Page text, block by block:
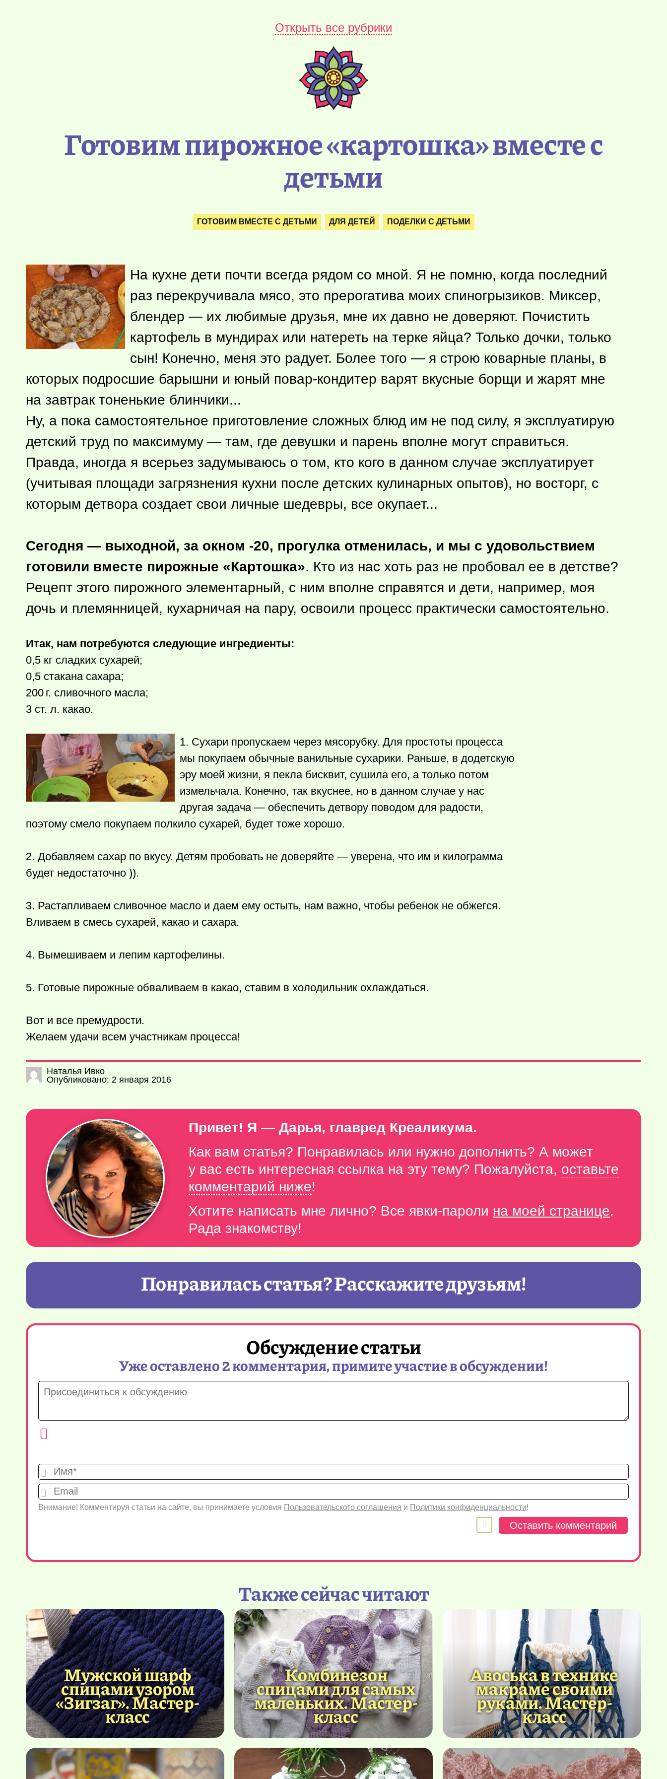
Открыть все рубрики
Готовим пирожное «картошка» вместе с
детьми
ГОТОВИМ ВМЕСТЕ С ДЕТЬМИ ДЛЯ ДЕТЕЙ ПОДЕЛКИ С ДЕТЬМИ
На кухне дети почти всегда рядом со мной. Я не помню, когда последний
раз перекручивала мясо, это прерогатива моих спиногрызиков. Миксер,
блендер — их любимые друзья, мне их давно не доверяют. Почистить
картофель в мундирах или натереть на терке яйца? Только дочки, только
сын! Конечно, меня это радует. Более того — я строю коварные планы, в
которых подросшие барышни и юный повар-кондитер варят вкусные борщи и жарят мне
на завтрак тоненькие блинчики...
Ну, а пока самостоятельное приготовление сложных блюд им не под силу, я эксплуатирую
детский труд по максимуму — там, где девушки и парень вполне могут справиться.
Правда, иногда я всерьез задумываюсь о том, кто кого в данном случае эксплуатирует
(учитывая площади загрязнения кухни после детских кулинарных опытов), но восторг, с
которым детвора создает свои личные шедевры, все окупает...
Сегодня — выходной, за окном -20, прогулка отменилась, и мы с удовольствием
готовили вместе пирожные «Картошка». Кто из нас хоть раз не пробовал ее в детстве?
Рецепт этого пирожного элементарный, с ним вполне справятся и дети, например, моя
дочь и племянницей, кухарничая на пару, освоили процесс практически самостоятельно.
Итак, нам потребуются следующие ингредиенты:
0,5 кг сладких сухарей;
0,5 стакана сахара;
200 г. сливочного масла;
3 ст. л. какао.
1. Сухари пропускаем через мясорубку. Для простоты процесса
мы покупаем обычные ванильные сухарики. Раньше, в додетскую
эру моей жизни, я пекла бисквит, сушила его, а только потом
измельчала. Конечно, так вкуснее, но в данном случае у нас
другая задача — обеспечить детвору поводом для радости,
поэтому смело покупаем полкило сухарей, будет тоже хорошо.
2. Добавляем сахар по вкусу. Детям пробовать не доверяйте — уверена, что им и килограмма
будет недостаточно )).
3. Растапливаем сливочное масло и даем ему остыть, нам важно, чтобы ребенок не обжегся.
Вливаем в смесь сухарей, какао и сахара.
4. Вымешиваем и лепим картофелины.
5. Готовые пирожные обваливаем в какао, ставим в холодильник охлаждаться.
Вот и все премудрости.
Желаем удачи всем участникам процесса!
Наталья Ивко
Опубликовано: 2 января 2016
Привет! Я — Дарья, главред Креаликума.
Как вам статья? Понравилась или нужно дополнить? А может
у вас есть интересная ссылка на эту тему? Пожалуйста, оставьте
комментарий ниже!
Хотите написать мне лично? Все явки-пароли на моей странице.
Рада знакомству!
Понравилась статья? Расскажите друзьям!
Обсуждение статьи
Уже оставлено 2 комментария, примите участие в обсуждении!
Имя*
Email
Внимание! Комментируя статьи на сайте, вы принимаете условия Пользовательского соглашения и Политики конфиденциальности!
Также сейчас читают
Мужской шарф
спицами узором
«Зигзаг». Мастер-
класс
Комбинезон
спицами для самых
маленьких. Мастер-
класс
Авоська в технике
макраме своими
руками. Мастер-
класс